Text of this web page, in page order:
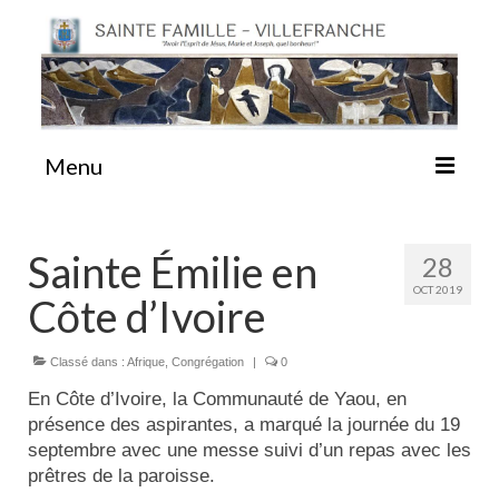
Menu
Sainte Emilie
La Congrégation
La Maison-Mère
28
OCT 2019
Sainte Émilie en
Côte d’Ivoire
Classé dans : Afrique Congrégation 0
En Côte d’Ivoire, la Communauté de Yaou, en
présence des aspirantes, a marqué la journée du 19
septembre avec une messe suivi d’un repas avec les
prêtres de la paroisse.